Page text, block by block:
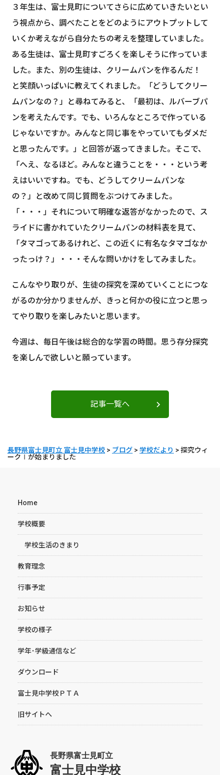
３年生は、富士見町についてさらに広めていきたいとい
う視点から、調べたことをどのようにアウトプットして
いくか考えながら自分たちの考えを整理していました。
ある生徒は、富士見町すごろくを楽しそうに作っていま
した。また、別の生徒は、クリームパンを作るんだ！
と笑顔いっぱいに教えてくれました。「どうしてクリー
ムパンなの？」と尋ねてみると、「最初は、ルバーブパ
ンを考えたんです。でも、いろんなところで作っている
じゃないですか。みんなと同じ事をやっていてもダメだ
と思ったんです。」と回答が返ってきました。そこで、
「へえ、なるほど。みんなと違うことを・・・という考
えはいいですね。でも、どうしてクリームパンな
の？」と改めて同じ質問をぶつけてみました。
「・・・」それについて明確な返答がなかったので、ス
ライドに書かれていたクリームパンの材料表を見て、
「タマゴってあるけれど、この近くに有名なタマゴなか
ったっけ？」・・・そんな問いかけをしてみました。
こんなやり取りが、生徒の探究を深めていくことにつな
がるのか分かりませんが、きっと何かの役に立つと思っ
てやり取りを楽しみたいと思います。
今週は、毎日午後は総合的な学習の時間。思う存分探究
を楽しんで欲しいと願っています。
記事一覧へ
長野県富士見町立 富士見中学校 > ブログ > 学校だより > 探究ウィ
ークⅠが始まりました
Home
学校概要
学校生活のきまり
教育理念
行事予定
お知らせ
学校の様子
学年･学級通信など
ダウンロード
富士見中学校ＰＴＡ
旧サイトへ